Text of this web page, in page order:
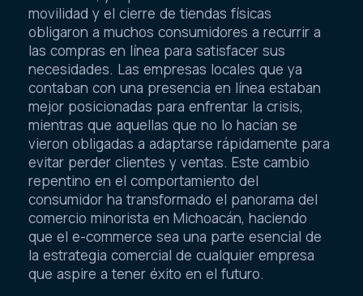
Michoacán, ya que las restricciones de
movilidad y el cierre de tiendas físicas
obligaron a muchos consumidores a recurrir a
las compras en línea para satisfacer sus
necesidades. Las empresas locales que ya
contaban con una presencia en línea estaban
mejor posicionadas para enfrentar la crisis,
mientras que aquellas que no lo hacían se
vieron obligadas a adaptarse rápidamente para
evitar perder clientes y ventas. Este cambio
repentino en el comportamiento del
consumidor ha transformado el panorama del
comercio minorista en Michoacán, haciendo
que el e-commerce sea una parte esencial de
la estrategia comercial de cualquier empresa
que aspire a tener éxito en el futuro.